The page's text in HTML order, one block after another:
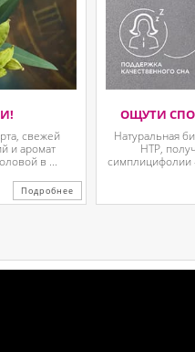
свежей
и аромат
в ...
Подробнее
ОЩУТИ
Натуральная
HTP,
симплицифолии